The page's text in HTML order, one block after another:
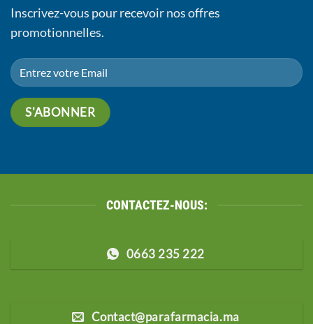
Inscrivez-vous pour recevoir nos offres
promotionnelles.
CONTACTEZ-NOUS:
0663 235 222
Contact@parafarmacia.ma